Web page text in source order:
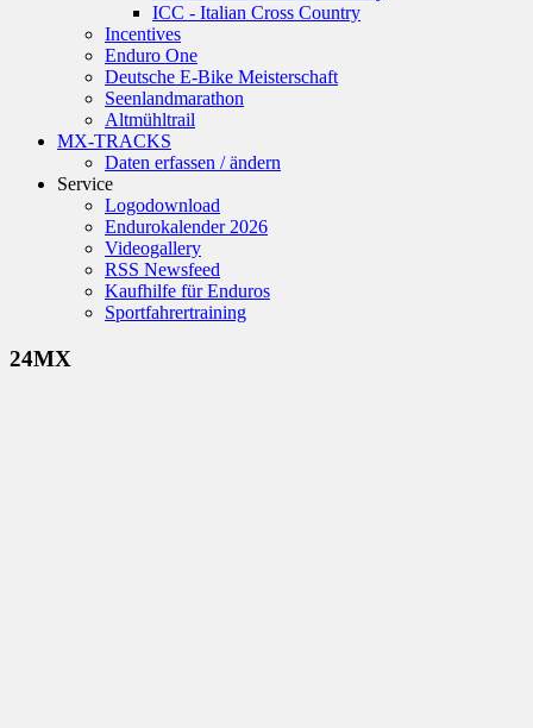
ICC - Italian Cross Country
Incentives
Enduro One
Deutsche E-Bike Meisterschaft
Seenlandmarathon
Altmühltrail
MX-TRACKS
Daten erfassen / ändern
Service
Logodownload
Endurokalender 2026
Videogallery
RSS Newsfeed
Kaufhilfe für Enduros
Sportfahrertraining
24MX